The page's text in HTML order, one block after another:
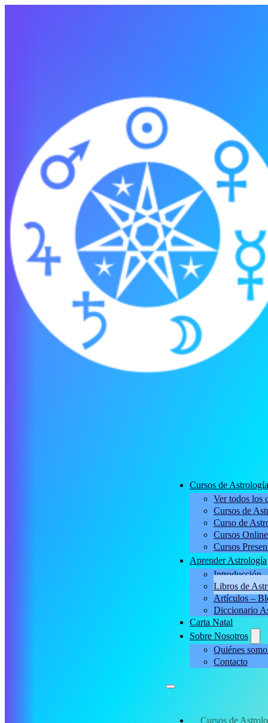
Cursos de Astrología
Ver todos los
Cursos de
Curso de
Cursos Online
Cursos
Aprender Astrología
Introducción
Libros de
Artículos –
Diccionario
Carta Natal
Sobre Nosotros
Quiénes
Contacto
Cursos de